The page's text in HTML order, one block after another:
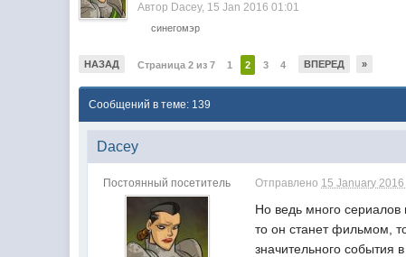
Автор Dacey, 15 Jan 2016 01:01
синегомэр
НАЗАД Страница 2 из 7 1 2 3 4 ВПЕРЕД »
Сообщений в теме: 139
Dacey
Постоянный посетитель Отправлено 15 January
Но ведь много
то он станет фильмом,
значительного события